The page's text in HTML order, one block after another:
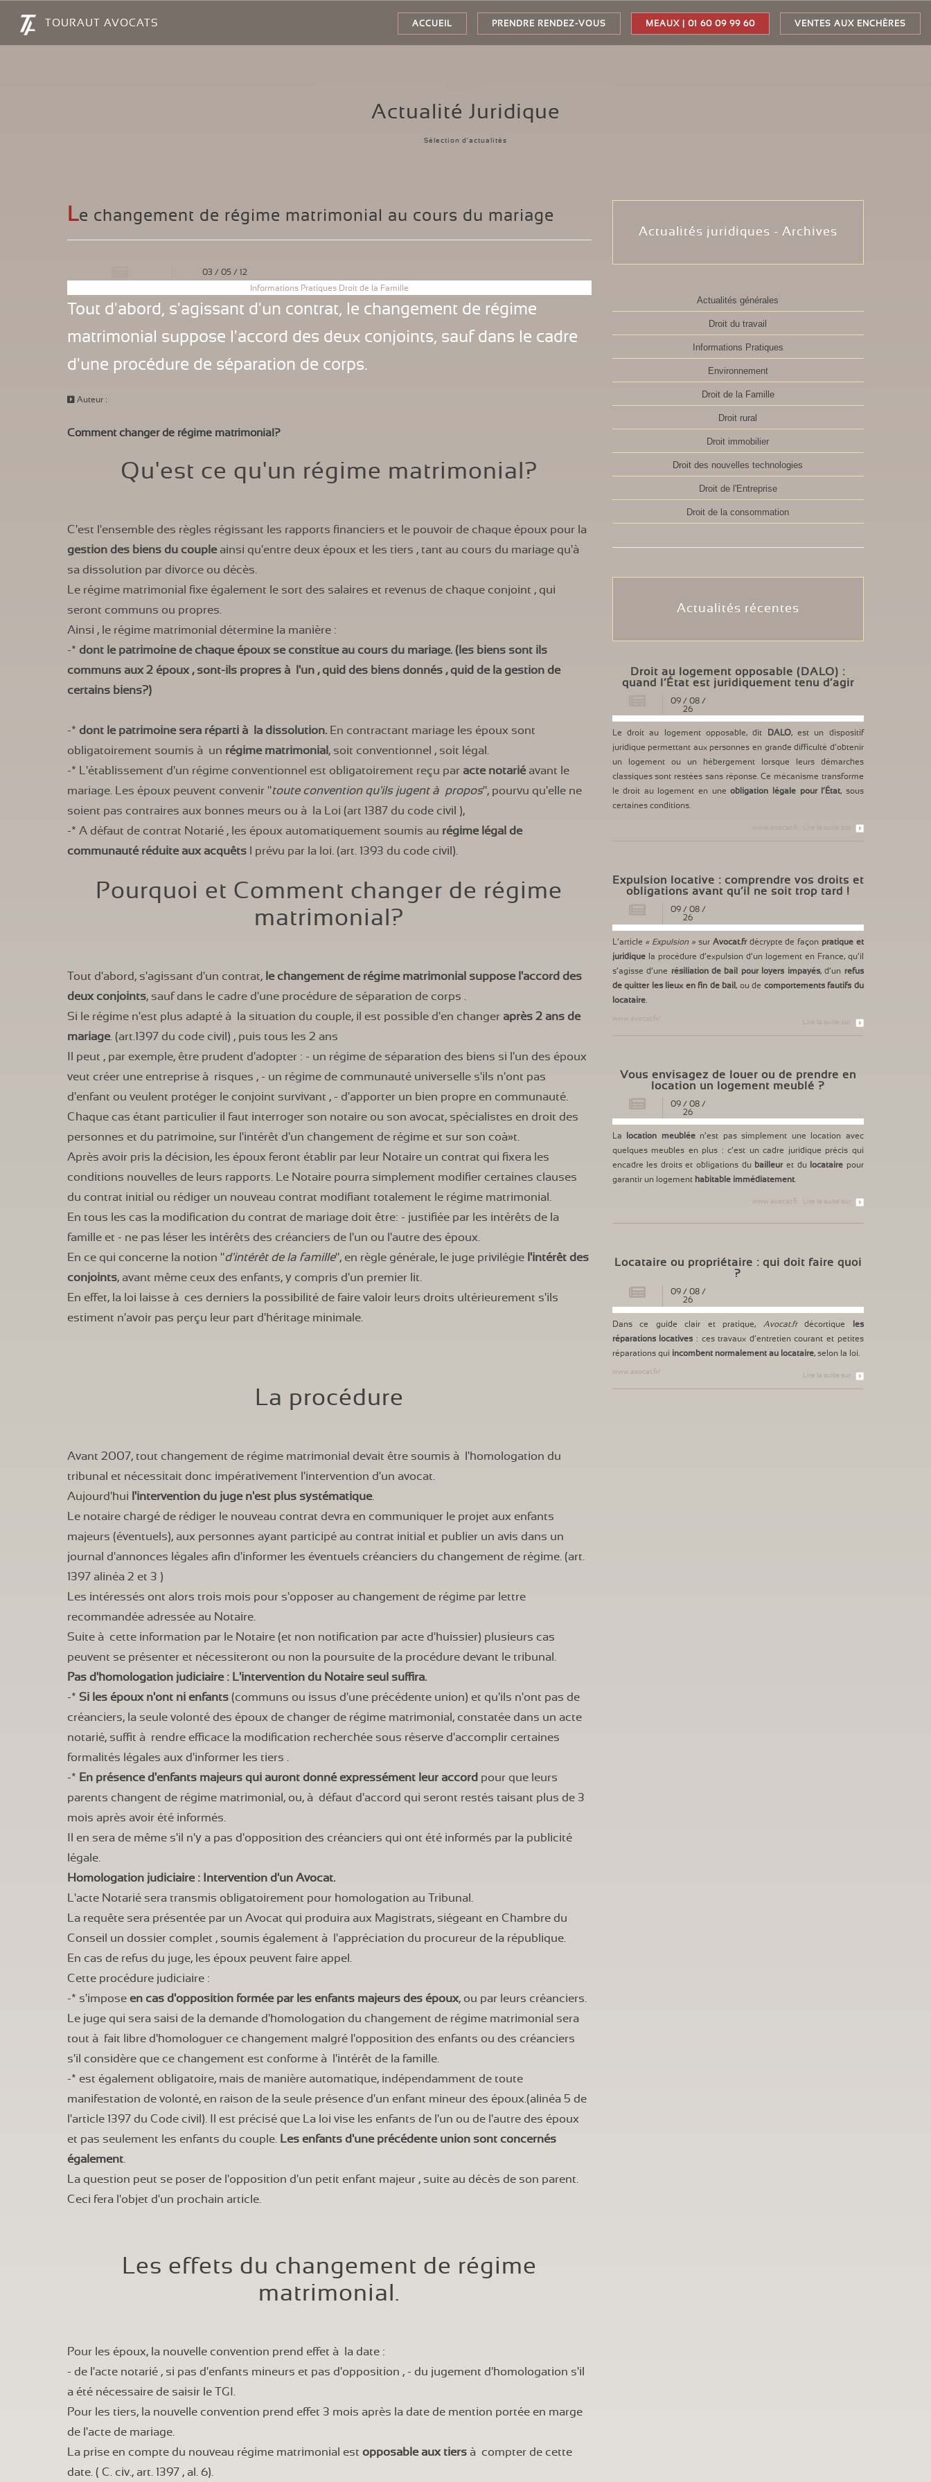
TOURAUT AVOCATS ACCUEIL PRENDRE RENDEZ-VOUS MEAUX | 01 60 09 99 60 VENTES AUX ENCHÈRES
Actualité Juridique
Sélection d'actualités
Le changement de régime matrimonial au cours du mariage
03 /05 /12
Informations Pratiques Droit de la Famille
Tout d'abord, s'agissant d'un contrat, le changement de régime
matrimonial suppose l'accord des deux conjoints, sauf dans le cadre
d'une procédure de séparation de corps.
Auteur :
Comment changer de régime matrimonial?
Qu'est ce qu'un régime matrimonial?
C'est l'ensemble des règles régissant les rapports financiers et le pouvoir de chaque époux pour la
gestion des biens du coupleainsi qu'entre deux époux et les tiers , tant au cours du mariage qu'à
sa dissolution par divorce ou décès.
Le régime matrimonial fixe également le sort des salaires et revenus de chaque conjoint , qui
seront communs ou propres.
Ainsi , le régime matrimonial détermine la manière :
-* dont le patrimoine de chaque époux se constitue au cours du mariage. (les biens sont ils
communs aux 2 époux , sont-ils propres à l'un , quid des biens donnés , quid de la gestion de
certains biens?)
-* dont le patrimoine sera réparti à la dissolution. En contractant mariage les époux sont
obligatoirement soumis à un régime matrimonial , soit conventionnel , soit légal.
-* L'établissement d'un régime conventionnel est obligatoirement reçu par acte notariéavant le
mariage. Les époux peuvent convenir "toute convention qu'ils jugent à propos", pourvu qu'elle ne
soient pas contraires aux bonnes meurs ou à la Loi (art 1387 du code civil ),
-* A défaut de contrat Notarié , les époux automatiquement soumis au régime légal de
communauté réduite aux acquêts l prévu par la loi. (art. 1393 du code civil).
Pourquoi et Comment changer de régime
matrimonial?
Tout d'abord, s'agissant d'un contrat, le changement de régime matrimonial suppose l'accord des
deux conjoints, sauf dans le cadre d'une procédure de séparation de corps .
Si le régime n'est plus adapté à la situation du couple, il est possible d'en changer après 2 ans de
mariage. (art.1397 du code civil) , puis tous les 2 ans
Il peut , par exemple, être prudent d'adopter : - un régime de séparation des biens si l'un des époux
veut créer une entreprise à risques , - un régime de communauté universelle s'ils n'ont pas
d'enfant ou veulent protéger le conjoint survivant , - d'apporter un bien propre en communauté.
Chaque cas étant particulier il faut interroger son notaire ou son avocat, spécialistes en droit des
personnes et du patrimoine, sur l'intérêt d'un changement de régime et sur son coà»t.
Après avoir pris la décision, les époux feront établir par leur Notaire un contrat qui fixera les
conditions nouvelles de leurs rapports. Le Notaire pourra simplement modifier certaines clauses
du contrat initial ou rédiger un nouveau contrat modifiant totalement le régime matrimonial.
En tous les cas la modification du contrat de mariage doit être: - justifiée par les intérêts de la
famille et - ne pas léser les intérêts des créanciers de l'un ou l'autre des époux.
En ce qui concerne la notion "d'intérêt de la famille", en règle générale, le juge privilégie l'intérêt des
conjoints, avant même ceux des enfants, y compris d'un premier lit.
En effet, la loi laisse à ces derniers la possibilité de faire valoir leurs droits ultérieurement s'ils
estiment n'avoir pas perçu leur part d'héritage minimale.
La procédure
Avant 2007, tout changement de régime matrimonial devait être soumis à l'homologation du
tribunal et nécessitait donc impérativement l'intervention d'un avocat.
Aujourd'hui l'intervention du juge n'est plus systématique.
Le notaire chargé de rédiger le nouveau contrat devra en communiquer le projet aux enfants
majeurs (éventuels), aux personnes ayant participé au contrat initial et publier un avis dans un
journal d'annonces légales afin d'informer les éventuels créanciers du changement de régime. (art.
1397 alinéa 2 et 3 )
Les intéressés ont alors trois mois pour s'opposer au changement de régime par lettre
recommandée adressée au Notaire.
Suite à cette information par le Notaire (et non notification par acte d'huissier) plusieurs cas
peuvent se présenter et nécessiteront ou non la poursuite de la procédure devant le tribunal.
Pas d'homologation judiciaire : L'intervention du Notaire seul suffira.
-* Si les époux n'ont ni enfants(communs ou issus d'une précédente union) et qu'ils n'ont pas de
créanciers, la seule volonté des époux de changer de régime matrimonial, constatée dans un acte
notarié, suffit à rendre efficace la modification recherchée sous réserve d'accomplir certaines
formalités légales aux d'informer les tiers .
-* En présence d'enfants majeurs qui auront donné expressément leur accord pour que leurs
parents changent de régime matrimonial, ou, à défaut d'accord qui seront restés taisant plus de 3
mois après avoir été informés.
Il en sera de même s'il n'y a pas d'opposition des créanciers qui ont été informés par la publicité
légale.
Homologation judiciaire : Intervention d'un Avocat.
L'acte Notarié sera transmis obligatoirement pour homologation au Tribunal.
La requête sera présentée par unAvocat qui produira aux Magistrats, siégeant en Chambre du
Conseil un dossier complet , soumis également à l'appréciation du procureur de la république.
En cas de refus du juge, les époux peuvent faire appel.
Cette procédure judiciaire :
-* s'impose en cas d'opposition formée par les enfants majeurs des époux, ou par leurs créanciers.
Le juge qui sera saisi de la demande d'homologation du changement de régime matrimonial sera
tout à fait libre d'homologuer ce changement malgré l'opposition des enfants ou des créanciers
s'il considère que ce changement est conforme à l'intérêt de la famille.
-* est également obligatoire, mais de manière automatique, indépendamment de toute
manifestation de volonté, en raison de la seule présence d'un enfant mineur des époux.(alinéa 5 de
l'article 1397 du Code civil). Il est précisé que La loi vise les enfants de l'un ou de l'autre des époux
et pas seulement les enfants du couple. Les enfants d'une précédente union sont concernés
également
La question peut se poser de l'opposition d'un petit enfant majeur , suite au décès de son parent.
Ceci fera l'objet d'un prochain article.
Les effets du changement de régime
matrimonial.
Pour les époux, la nouvelle convention prend effet à la date :
- de l'acte notarié , si pas d'enfants mineurs et pas d'opposition , - du jugement d'homologation s'il
a été nécessaire de saisir le TGI.
Pour les tiers, la nouvelle convention prend effet 3 mois après la date de mention portée en marge
de l'acte de mariage.
La prise en compte du nouveau régime matrimonial estopposable aux tiers à compter de cette
date. (C. civ., art. 1397 , al. 6).
Actualités juridiques - Archives
Actualités générales
Droit du travail
Informations Pratiques
Environnement
Droit de la Famille
Droit rural
Droit immobilier
Droit des nouvelles technologies
Droit de l'Entreprise
Droit de la consommation
Actualités récentes
Droit au logement opposable (DALO) :
quand l’État est juridiquement tenu d’agir
09/ 08 /
26
Le droit au logement opposable, dit DALO, est un dispositif
juridique permettant aux personnes en grande difficulté d’obtenir
un logement ou un hébergement lorsque leurs démarches
classiques sont restées sans réponse. Ce mécanisme transforme
le droit au logement en uneobligation légale pour l’État, sous
certaines conditions.
Expulsion locative : comprendre vos droits et
obligations avant qu’il ne soit trop tard !
09/ 08 /
26
L’article « Expulsion » sur Avocat.frdécrypte de façon pratique et
juridiquela procédure d’expulsion d’un logement en France, qu’il
s’agisse d’une résiliation de bail pour loyers impayés, d’un refus
de quitter les lieux en fin de bail , ou de comportements fautifs du
locataire.
Lire la suite sur
www.avocat.fr/
Vous envisagez de louer ou de prendre en
location un logement meublé ?
09/ 08 /
26
La location meubléen’est pas simplement une location avec
quelques meubles en plus : c’est un cadre juridique précis qui
encadre les droits et obligations du bailleuret du locataire pour
garantir un logement habitable immédiatement.
Lire la suite sur
www.avocat.fr
Locataire ou propriétaire : qui doit faire quoi
?
09/ 08 /
26
Dans ce guide clair et pratique, Avocat.frdécortique
les
réparations locatives : ces travaux d’entretien courant et petites
réparations qui incombent normalement au locataire, selon la loi.
Lire la suite sur
www.avocat.fr/